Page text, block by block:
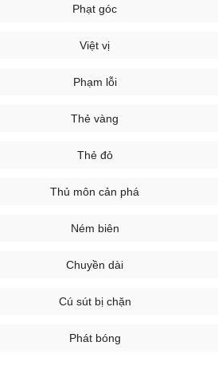
Phạt góc
Việt vị
Phạm lỗi
Thẻ vàng
Thẻ đỏ
Thủ môn cản phá
Ném biên
Chuyền dài
Cú sút bị chặn
Phát bóng